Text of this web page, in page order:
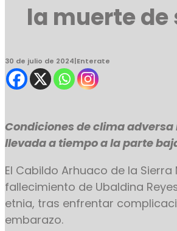
la muerte de
30 de julio de 2024|Enterate
Condiciones de clima
llevada a tiempo a la parte
El Cabildo Arhuaco de la
fallecimiento de Ubaldina
etnia, tras enfrentar
embarazo.